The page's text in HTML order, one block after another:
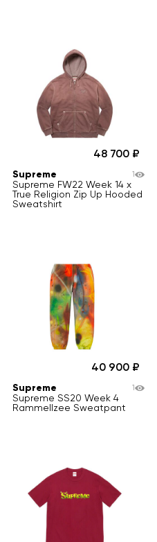
48 700
Supreme
Supreme FW22 Week 14 x
True Religion Zip Up Hooded
Sweatshirt
1
40 900
Supreme
Supreme SS20 Week 4
Rammellzee Sweatpant
1